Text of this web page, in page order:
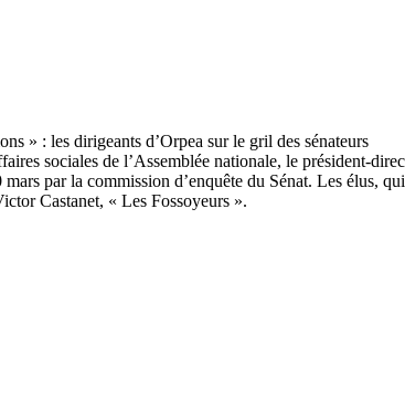
sociales de l’Assemblée nationale, le président-
par la commission d’enquête du Sénat. Les élus,
Castanet, « Les Fossoyeurs ».